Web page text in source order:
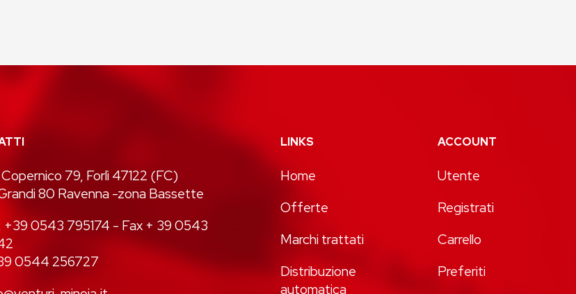
79, Forlì 47122 (FC)
80 Ravenna -zona Bassette
+39 0543 795174 - Fax + 39 0543
0544 256727
LINKS
Home
Offerte
Marchi trattati
Distribuzione
automatica
ACCOUNT
Utente
Registrati
Carrello
Preferiti